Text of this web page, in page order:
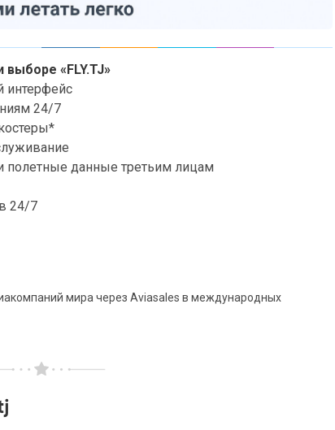
«FLY.TJ»
интерфейс
24/7
полетные данные третьим лицам
24/7
мира через Aviasales в международных